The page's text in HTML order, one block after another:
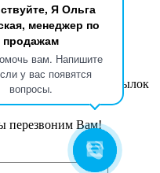
Я Ольга
менеджер по
продажам
вам. Напишите
у вас появятся
вопросы.
на получение рассылок
перезвоним Вам!